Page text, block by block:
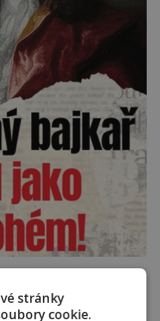
události roku 2023: Jsou
stránky
cookie.